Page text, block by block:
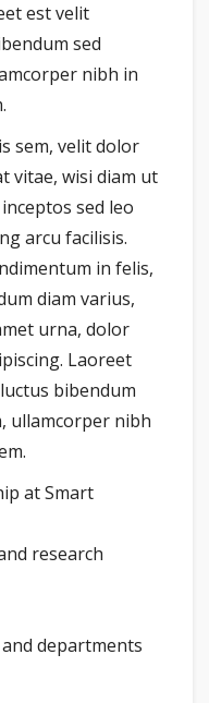
est velit
sed
nibh in
sem, velit dolor
vitae, wisi diam ut
sed leo
arcu facilisis.
in felis,
diam varius,
urna, dolor
Laoreet
bibendum
ullamcorper nibh
at Smart
research
departments